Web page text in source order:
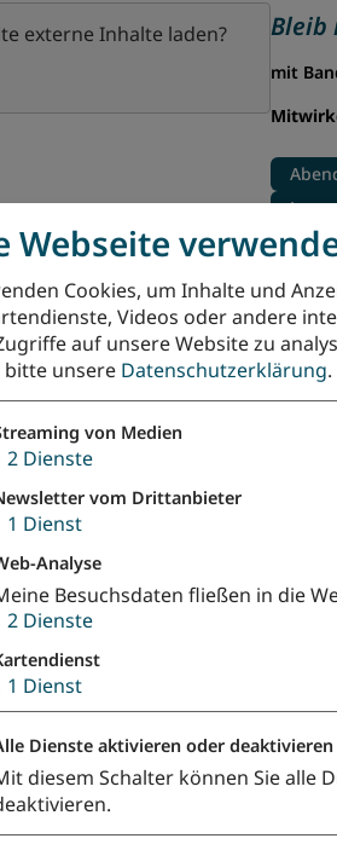
externe Inhalte laden? Bleib
mit
externe Inhalte laden?
mit
externe Inhalte laden?
mit
Webseite
Cookies, um Inhalte und
Videos oder andere
auf unsere Website zu
bitte unsere Datenschutzerklärung.
von Medien
2 Dienste
vom Drittanbieter
1 Dienst
Analyse
Besuchsdaten fließen in die
2 Dienste
1 Dienst
Dienste aktivieren oder deaktivieren
diesem Schalter können Sie alle